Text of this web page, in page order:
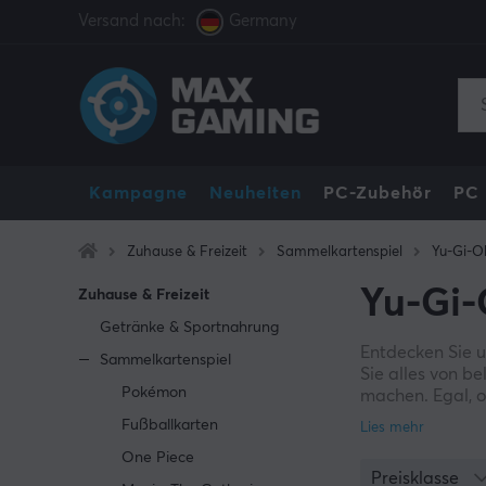
Versand nach: Germany
Kampagne Neuheiten PC-Zubehör PC
Zuhause & Freizeit Sammelkartenspiel Yu-Gi-
Zuhause & Freizeit
Getränke & Sportnahrung
Sammelkartenspiel
Pokémon
Fußballkarten
One Piece
Yu-Gi-
Entdecken Sie
Sie alles von
machen. Egal,
wird
Preisklasse